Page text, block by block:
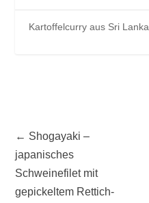
Kartoffelcurry aus Sri Lanka
← Shogayaki –
japanisches
Schweinefilet mit
gepickeltem Rettich-